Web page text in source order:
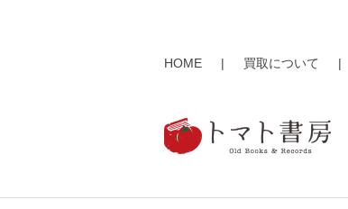
HOME | 買取について |